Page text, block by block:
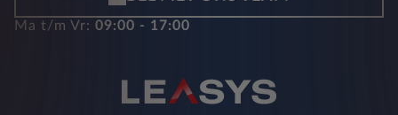
Ma t/m Vr: 09:00 - 17:00